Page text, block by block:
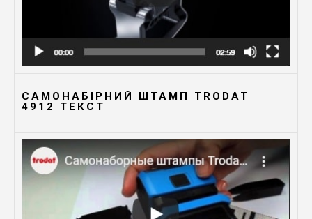
САМОНАБІРНИЙ ШТАМП TRODAT
4912 TЕКСТ